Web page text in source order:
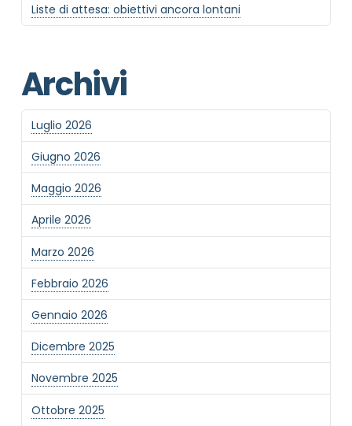
Liste di attesa: obiettivi ancora lontani
Archivi
Luglio 2026
Giugno 2026
Maggio 2026
Aprile 2026
Marzo 2026
Febbraio 2026
Gennaio 2026
Dicembre 2025
Novembre 2025
Ottobre 2025